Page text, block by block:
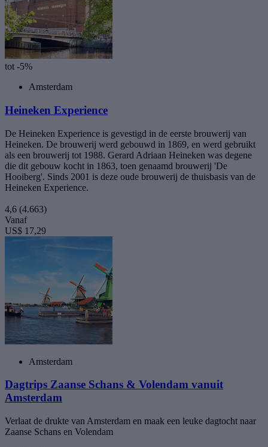
tot -5%
Amsterdam
Heineken Experience
De Heineken Experience is gevestigd in de eerste brouwerij van
Heineken. De brouwerij werd gebouwd in 1869, en werd gebruikt
als een brouwerij tot 1988. Gerard Adriaan Heineken was degene
die dit gebouw kocht in 1863, toen genaamd brouwerij 'De
Hooiberg'. Sinds 2001 is deze oude brouwerij de thuisbasis van de
Heineken Experience.
4,6 (4.663)
Vanaf
US$ 17,29
Amsterdam
Dagtrips Zaanse Schans & Volendam vanuit
Amsterdam
Verlaat de drukte van Amsterdam en maak een leuke dagtocht naar
Zaanse Schans en Volendam